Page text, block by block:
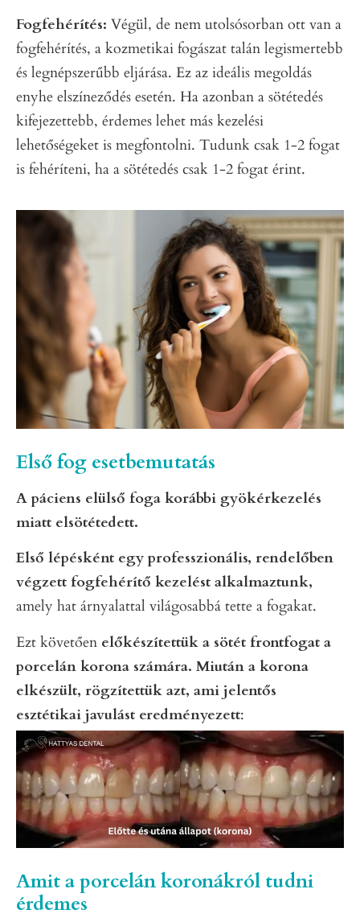
Fogfehérítés: Végül, de nem utolsósorban ott van a
fogfehérítés, a kozmetikai fogászat talán legismertebb
és legnépszerűbb eljárása. Ez az ideális megoldás
enyhe elszíneződés esetén. Ha azonban a sötétedés
kifejezettebb, érdemes lehet más kezelési
lehetőségeket is megfontolni. Tudunk csak 1-2 fogat
is fehéríteni, ha a sötétedés csak 1-2 fogat érint.
Első fog esetbemutatás
A páciens elülső foga korábbi gyökérkezelés
miatt elsötétedett.
Első lépésként egy professzionális, rendelőben
végzett fogfehérítő kezelést alkalmaztunk,
amely hat árnyalattal világosabbá tette a fogakat.
Ezt követően előkészítettük a sötét frontfogat a
porcelán korona számára. Miután a korona
elkészült, rögzítettük azt, ami jelentős
esztétikai javulást eredményezett:
Amit a porcelán koronákról tudni
érdemes